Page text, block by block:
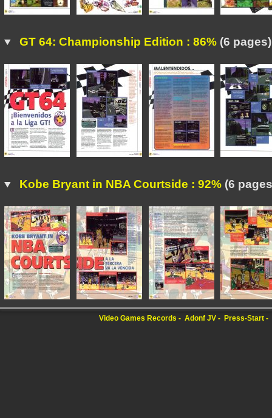
GT 64: Championship Edition : 86%(6 pages)
Kobe Bryant in NBA Courtside : 92%(6
Video Games Records Adonf JV Press-Start